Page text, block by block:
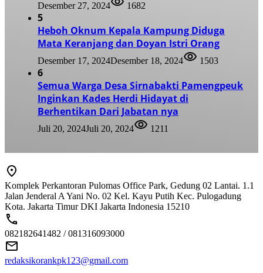
Desember 27, 2024 1682
5
Heboh Oknum Kepala Kampung Diduga
Mata Keranjang dan Doyan Istri Orang
Desember 17, 2024Desember 18, 2024 1503
6
Semua Warga Desa Sirnabakti Pamengpeuk
Inginkan Kades Herdi Hidayat di
Berhentikan Dari Jabatan nya
Juli 20, 2024Juli 20, 2024 1211
Komplek Perkantoran Pulomas Office Park, Gedung 02 Lantai. 1.1
Jalan Jenderal A Yani No. 02 Kel. Kayu Putih Kec. Pulogadung
Kota. Jakarta Timur DKI Jakarta Indonesia 15210
082182641482 / 081316093000
redaksikorankpk123@gmail.com